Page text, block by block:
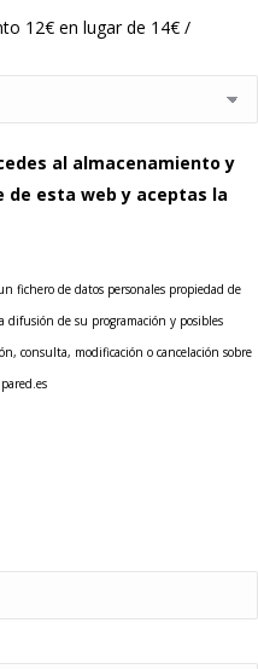
12€ en lugar de 14€ /
al almacenamiento y
esta web y aceptas la
fichero de datos personales propiedad de
difusión de su programación y posibles
consulta, modificación o cancelación sobre